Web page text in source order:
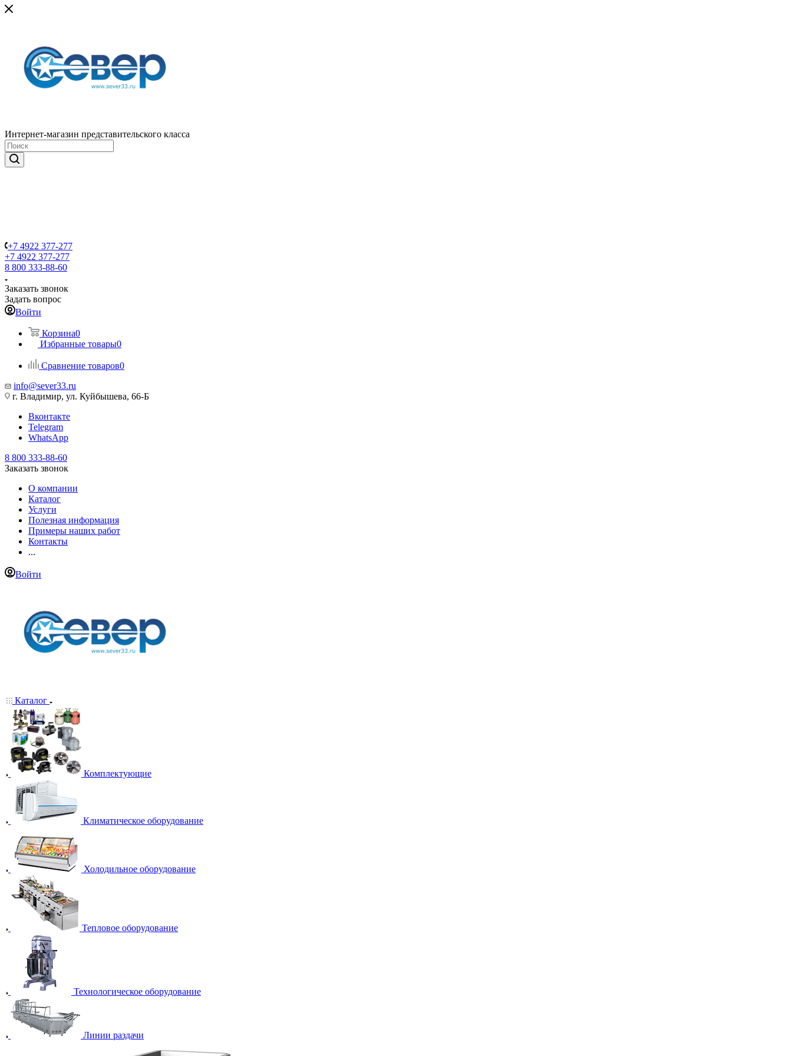
Интернет-магазин представительского класса
+7 4922 377-277
+7 4922 377-277
8 800 333-88-60
Заказать звонок
Задать вопрос
Войти
Корзина0
Избранные товары0
Сравнение товаров0
info@sever33.ru
г. Владимир, ул. Куйбышева, 66-Б
Вконтакте
Telegram
WhatsApp
8 800 333-88-60
Заказать звонок
О компании
Каталог
Услуги
Полезная информация
Примеры наших работ
Контакты
...
Войти
Каталог
Комплектующие
Климатическое оборудование
Холодильное оборудование
Тепловое оборудование
Технологическое оборудование
Линии раздачи